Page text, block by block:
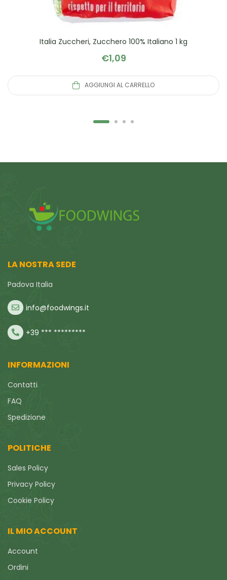
Italia Zuccheri, Zucchero 100% Italiano 1 kg
€1,09
AGGIUNGI AL CARRELLO
LA NOSTRA SEDE
Padova Italia
info@foodwings.it
+39 *** *********
INFORMAZIONI
Contatti
FAQ
Spedizione
POLITICHE
Sales Policy
Privacy Policy
Cookie Policy
IL MIO ACCOUNT
Account
Ordini